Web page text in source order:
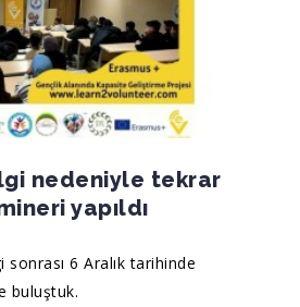
nedeniyle tekrar
yapıldı
sonrası 6 Aralık tarihinde
buluştuk.